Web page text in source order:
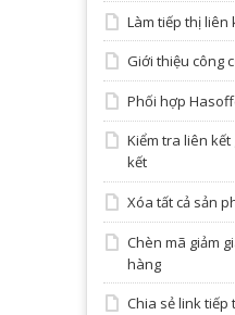
Làm tiếp thị
Giới thiệu công
Phối hợp
Kiểm tra liên
kết
Xóa tất cả sản
Chèn mã giảm
hàng
Chia sẻ link tiếp